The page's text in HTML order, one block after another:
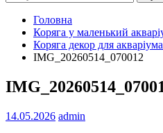
Головна
Коряга у маленький
Коряга декор для
IMG_20260514_070012
14.05.2026 admin